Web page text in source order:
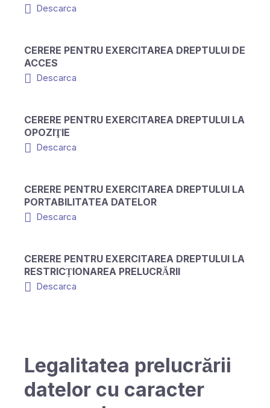
Descarca
CERERE PENTRU EXERCITAREA DREPTULUI DE
ACCES
Descarca
CERERE PENTRU EXERCITAREA DREPTULUI LA
OPOZIŢIE
Descarca
CERERE PENTRU EXERCITAREA DREPTULUI LA
PORTABILITATEA DATELOR
Descarca
CERERE PENTRU EXERCITAREA DREPTULUI LA
RESTRICȚIONAREA PRELUCRĂRII
Descarca
Legalitatea prelucrării
datelor cu caracter